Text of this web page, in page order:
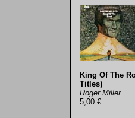
King Of The
Titles)
Roger Miller
5,00 €